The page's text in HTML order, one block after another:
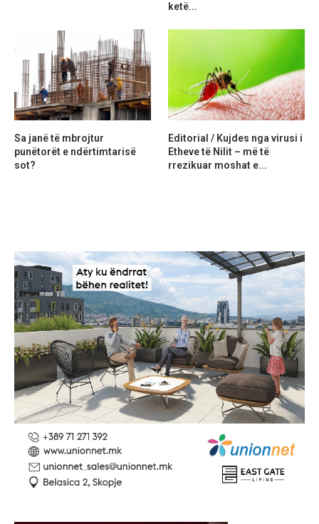
ketë...
Sa janë të mbrojtur
punëtorët e ndërtimtarisë
sot?
Editorial / Kujdes nga virusi i
Etheve të Nilit – më të
rrezikuar moshat e...